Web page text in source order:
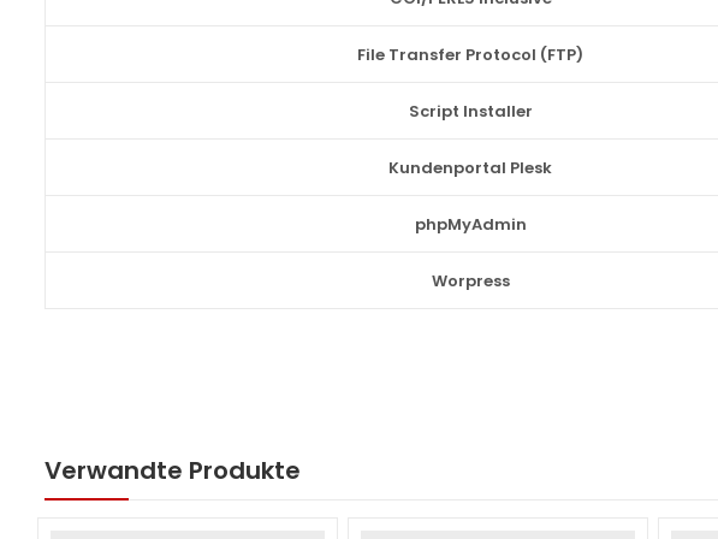
File Transfer Protocol (FTP)
Script Installer
Kundenportal Plesk
phpMyAdmin
Worpress
Verwandte Produkte